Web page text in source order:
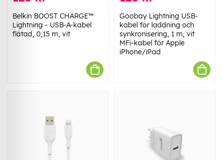
Belkin BOOST CHARGE™
Lightning - USB-A-kabel
flätad, 0,15 m, vit
Goobay Lightning USB-
kabel för laddning och
synkronisering, 1 m, vit
MFi-kabel för Apple
iPhone/iPad